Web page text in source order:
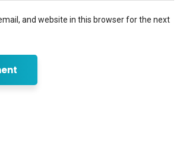
and website in this browser for the next